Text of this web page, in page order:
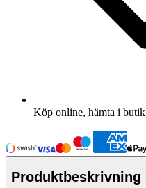
Köp online, hämta i butik
Produktbeskrivning